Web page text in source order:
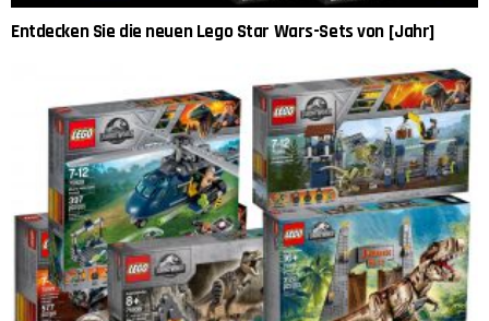
Entdecken Sie die neuen Lego Star Wars-Sets von [Jahr]